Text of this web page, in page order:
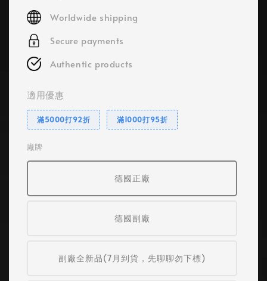
price
Worldwide shipping
Secure payments
Authentic products
適用優惠
滿5000打92折 滿1000打95折
廠牌
德國正廠
德國副廠
副廠全新品(7月到貨，先聊聊勿下標)